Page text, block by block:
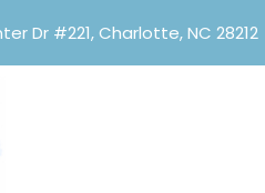
Dr #221, Charlotte, NC 28212